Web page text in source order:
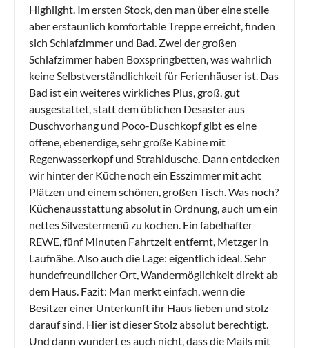
Highlight. Im ersten Stock, den man über eine steile
aber erstaunlich komfortable Treppe erreicht, finden
sich Schlafzimmer und Bad. Zwei der großen
Schlafzimmer haben Boxspringbetten, was wahrlich
keine Selbstverständlichkeit für Ferienhäuser ist. Das
Bad ist ein weiteres wirkliches Plus, groß, gut
ausgestattet, statt dem üblichen Desaster aus
Duschvorhang und Poco-Duschkopf gibt es eine
offene, ebenerdige, sehr große Kabine mit
Regenwasserkopf und Strahldusche. Dann entdecken
wir hinter der Küche noch ein Esszimmer mit acht
Plätzen und einem schönen, großen Tisch. Was noch?
Küchenausstattung absolut in Ordnung, auch um ein
nettes Silvestermenü zu kochen. Ein fabelhafter
REWE, fünf Minuten Fahrtzeit entfernt, Metzger in
Laufnähe. Also auch die Lage: eigentlich ideal. Sehr
hundefreundlicher Ort, Wandermöglichkeit direkt ab
dem Haus. Fazit: Man merkt einfach, wenn die
Besitzer einer Unterkunft ihr Haus lieben und stolz
darauf sind. Hier ist dieser Stolz absolut berechtigt.
Und dann wundert es auch nicht, dass die Mails mit